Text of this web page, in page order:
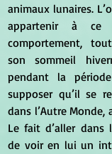
animaux lunaires.
appartenir à ce
comportement,
son sommeil
pendant la
supposer qu’il se
dans l’Autre Monde,
Le fait d’aller dans
de voir en lui un